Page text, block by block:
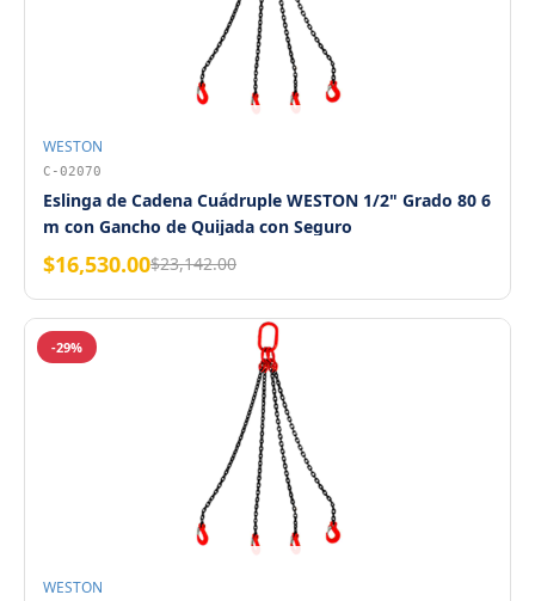
WESTON
C-02070
Eslinga de Cadena Cuádruple WESTON 1/2" Grado 80 6
m con Gancho de Quijada con Seguro
$16,530.00$23,142.00
-29%
WESTON